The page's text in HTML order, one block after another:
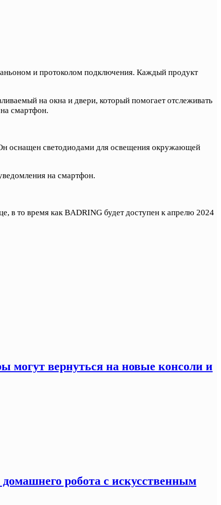
и протоколом подключения. Каждый продукт
на окна и двери, который помогает отслеживать
смартфон.
оснащен светодиодами для освещения окружающей
на смартфон.
в то время как BADRING будет доступен к апрелю 2024
могут вернуться на новые консоли и
робота с искусственным